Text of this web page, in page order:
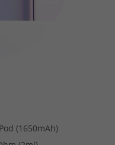
(1650mAh)